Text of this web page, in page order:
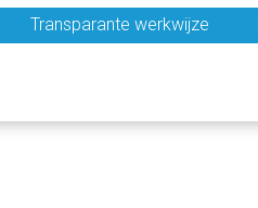
Transparante werkwijze